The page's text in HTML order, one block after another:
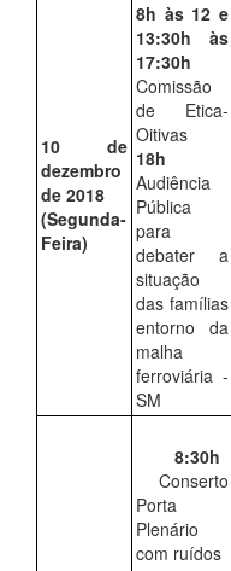
10 de
dezembro
de 2018
(Segunda-
Feira)
8h às 12 e
13:30h às
17:30h
Comissão
de Etica-
Oitivas
18h
Audiência
Pública
para
debater a
situação
das famílias
entorno da
malha
ferroviária -
SM
8:30h
Conserto
Porta
Plenário
com ruídos